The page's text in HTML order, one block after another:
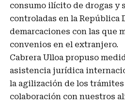
consumo ilícito de drogas y
controladas en la República
demarcaciones con las que
convenios en el extranjero.
Cabrera Ulloa propuso
asistencia jurídica
la agilización de los
colaboración con nuestros